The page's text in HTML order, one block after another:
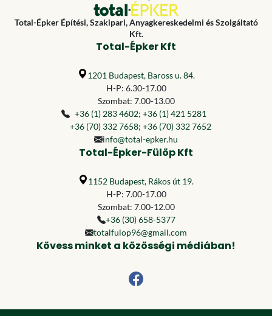
Total-Épker Építési, Szakipari, Anyagkereskedelmi és Szolgáltató
Kft.
Total-Épker Kft
1201 Budapest, Baross u. 84.
H-P: 6.30-17.00
Szombat: 7.00-13.00
+36 (1) 283 4602; +36 (1) 421 5281
+36 (70) 332 7658; +36 (70) 332 7652
info@total-epker.hu
Total-Épker-Fülöp Kft
1152 Budapest, Rákos út 19.
H-P: 7.00-17.00
Szombat: 7.00-12.00
+36 (30) 658-5377
totalfulop96@gmail.com
Kövess minket a közösségi médiában!